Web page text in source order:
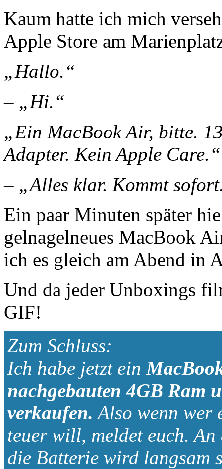
Kaum hatte ich mich
Apple Store am
„Hallo.“
– „Hi.“
„Ein MacBook Air, bitte.
Adapter. Kein Apple Care.“
– „Alles klar. Kommt
Ein paar Minuten später
gel­na­gel­neues MacBook
ich es gleich am Abend in
Und da jeder Unboxings
GIF!
Zum Schluss:
Ich habe jetzt ein
nachgebauten 4GB Ram
verkaufen. Also wenn wer
teuer will, meldet euch.
die Batterie wird langsam